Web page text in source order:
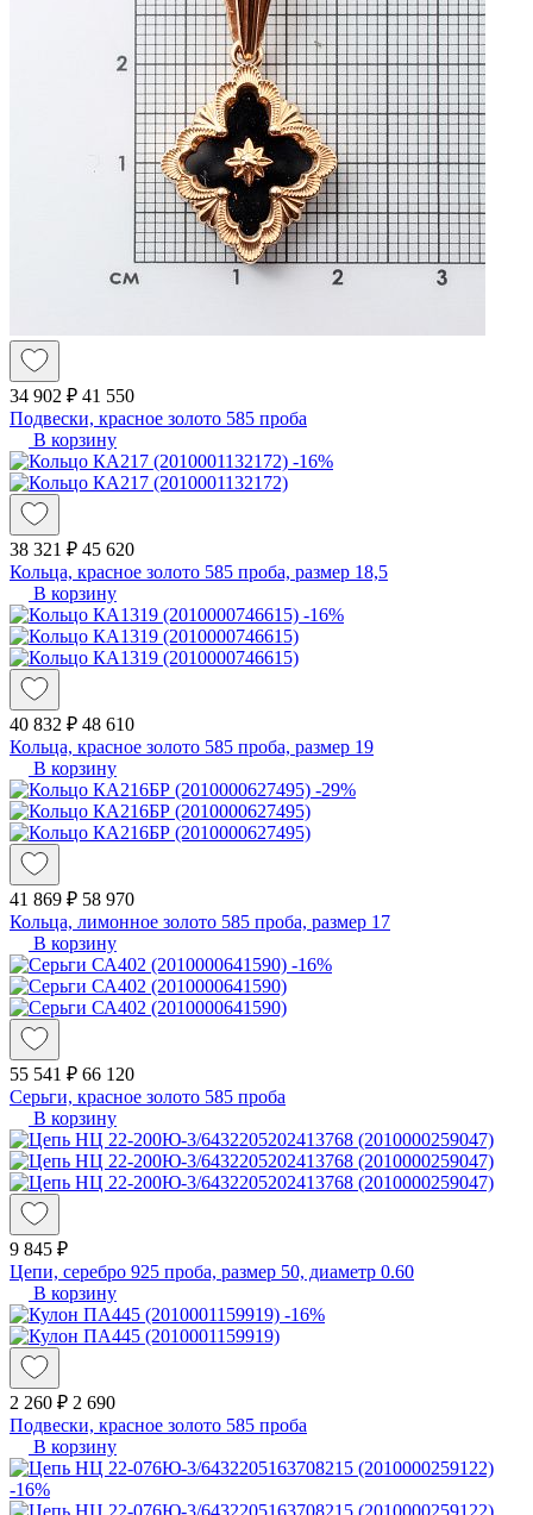
34 902 ₽ 41 550
Подвески, красное золото 585 проба
В корзину
-16%
38 321 ₽ 45 620
Кольца, красное золото 585 проба, размер 18,5
В корзину
-16%
40 832 ₽ 48 610
Кольца, красное золото 585 проба, размер 19
В корзину
-29%
41 869 ₽ 58 970
Кольца, лимонное золото 585 проба, размер 17
В корзину
-16%
55 541 ₽ 66 120
Серьги, красное золото 585 проба
В корзину
9 845 ₽
Цепи, серебро 925 проба, размер 50, диаметр 0.60
В корзину
-16%
2 260 ₽ 2 690
Подвески, красное золото 585 проба
В корзину
-16%